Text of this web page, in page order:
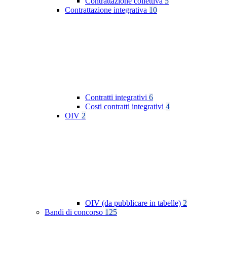
Contrattazione integrativa 10
Contratti integrativi 6
Costi contratti integrativi 4
OIV 2
OIV (da pubblicare in tabelle) 2
Bandi di concorso 125